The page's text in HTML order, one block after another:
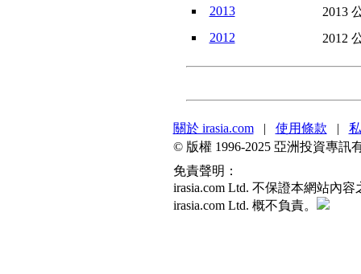
2013
2013
2012
2012
關於 irasia.com| 使用條款 |
© 版權 1996-2025 亞洲投資專訊
免責聲明：
irasia.com Ltd. 不保證本網站內
irasia.com Ltd. 概不負責。